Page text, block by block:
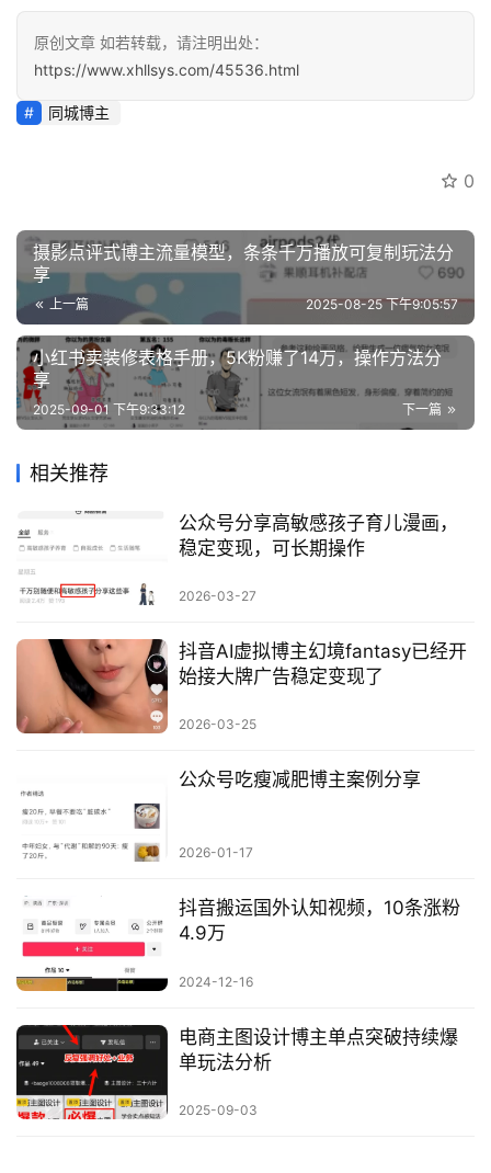
原创文章 如若转载，请注明出处：
https://www.xhllsys.com/45536.html
同城博主
0
摄影点评式博主流量模型，条条千万播放可复制玩法分
享
上一篇 2025-08-25 下午9:05:57
小红书卖装修表格手册，5K粉赚了14万，操作方法分
享
下一篇
2025-09-01 下午9:33:12
相关推荐
公众号分享高敏感孩子育儿漫画，
稳定变现，可长期操作
2026-03-27
抖音AI虚拟博主幻境fantasy已经开
始接大牌广告稳定变现了
2026-03-25
公众号吃瘦减肥博主案例分享
2026-01-17
抖音搬运国外认知视频，10条涨粉
4.9万
2024-12-16
电商主图设计博主单点突破持续爆
单玩法分析
2025-09-03